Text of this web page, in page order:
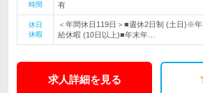
時間
有
休日
休暇
＜年間休日119日＞■週休2日制 (土日)※
給休暇 (10日以上)■年末年…
求人詳細を見る